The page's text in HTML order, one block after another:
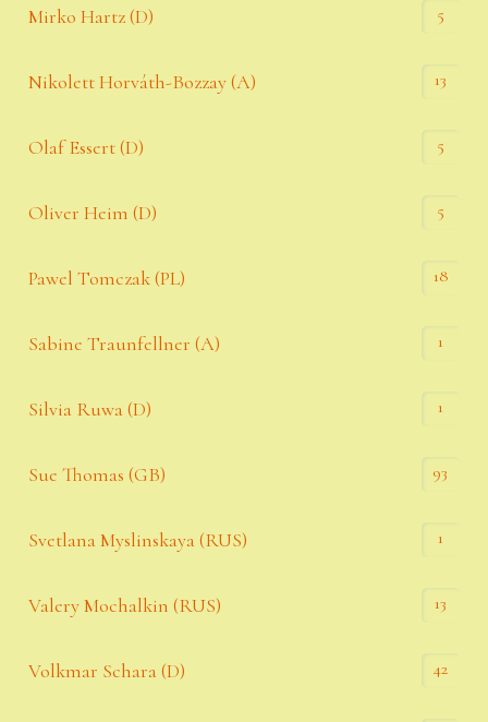
Mirko Hartz (D) 5
Nikolett Horváth-Bozzay (A) 13
Olaf Essert (D) 5
Oliver Heim (D) 5
Pawel Tomczak (PL) 18
Sabine Traunfellner (A) 1
Silvia Ruwa (D) 1
Sue Thomas (GB) 93
Svetlana Myslinskaya (RUS) 1
Valery Mochalkin (RUS) 13
Volkmar Schara (D) 42